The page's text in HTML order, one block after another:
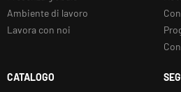
Ambiente di lavoro
Lavora con noi
CATALOGO